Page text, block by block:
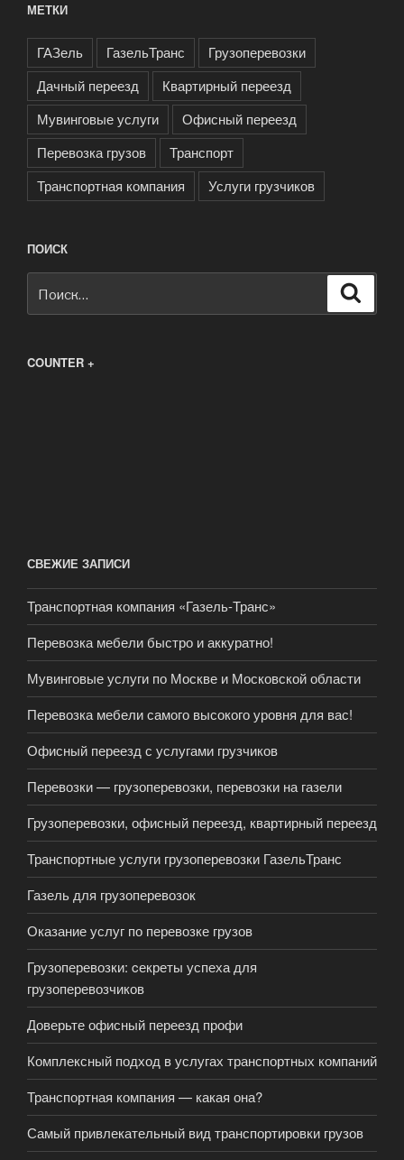
МЕТКИ
ГАЗель ГазельТранс
Грузоперевозки
Дачный переезд
Квартирный переезд
Мувинговые услуги
Офисный переезд
Перевозка грузов
Транспорт
Транспортная компания
Услуги грузчиков
ПОИСК
COUNTER +
СВЕЖИЕ ЗАПИСИ
Транспортная компания «Газель-Транс»
Перевозка мебели быстро и аккуратно!
Мувинговые услуги по Москве и Московской области
Перевозка мебели самого высокого уровня для вас!
Офисный переезд с услугами грузчиков
Перевозки — грузоперевозки, перевозки на газели
Грузоперевозки, офисный переезд, квартирный переезд
Транспортные услуги грузоперевозки ГазельТранс
Газель для грузоперевозок
Оказание услуг по перевозке грузов
Грузоперевозки: cекреты успеха для
грузоперевозчиков
Доверьте офисный переезд профи
Комплексный подход в услугах транспортных компаний
Транспортная компания — какая она?
Самый привлекательный вид транспортировки грузов